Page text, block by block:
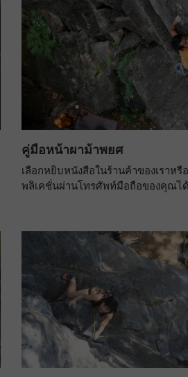
คู่มือหน้าผาม้าพยศ
เลือกหยิบหนังสือในร้านค้าของเราห
พลิเคชั่นผ่านโทรศัพท์มือถือของคุณไ